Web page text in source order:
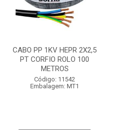
CABO PP 1KV HEPR 2X2,5
PT CORFIO ROLO 100
METROS
Código: 11542
Embalagem: MT1